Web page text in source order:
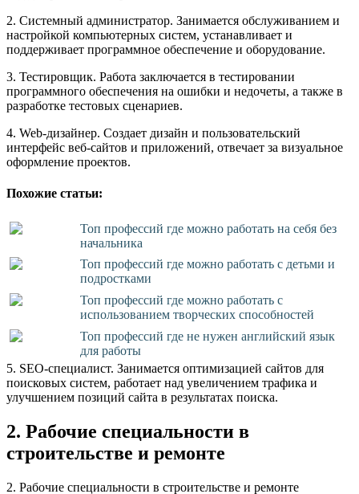
2. Системный администратор. Занимается обслуживанием и
настройкой компьютерных систем, устанавливает и
поддерживает программное обеспечение и оборудование.
3. Тестировщик. Работа заключается в тестировании
программного обеспечения на ошибки и недочеты, а также в
разработке тестовых сценариев.
4. Web-дизайнер. Создает дизайн и пользовательский
интерфейс веб-сайтов и приложений, отвечает за визуальное
оформление проектов.
Похожие статьи:
Топ профессий где можно работать на себя без
начальника
Топ профессий где можно работать с детьми и
подростками
Топ профессий где можно работать с
использованием творческих способностей
Топ профессий где не нужен английский язык
для работы
5. SEO-специалист. Занимается оптимизацией сайтов для
поисковых систем, работает над увеличением трафика и
улучшением позиций сайта в результатах поиска.
2. Рабочие специальности в
строительстве и ремонте
2. Рабочие специальности в строительстве и ремонте